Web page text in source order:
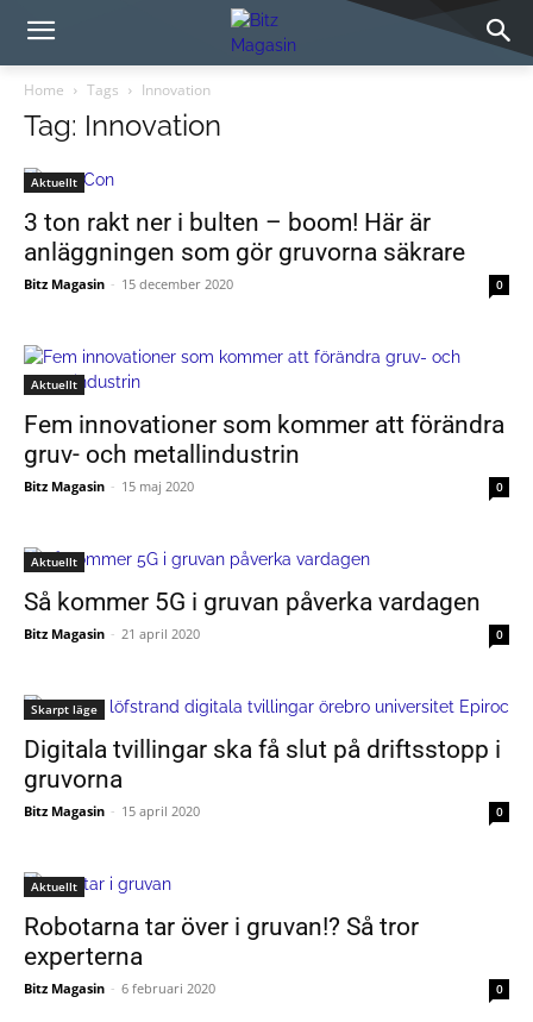
Home Tags Innovation
Tag: Innovation
Aktuellt
3 ton rakt ner i bulten – boom! Här är
anläggningen som gör gruvorna säkrare
Bitz Magasin - 15 december 2020 0
Aktuellt
Fem innovationer som kommer att förändra
gruv- och metallindustrin
Bitz Magasin - 15 maj 2020 0
Aktuellt
Så kommer 5G i gruvan påverka vardagen
Bitz Magasin - 21 april 2020 0
Skarpt läge
Digitala tvillingar ska få slut på driftsstopp i
gruvorna
Bitz Magasin - 15 april 2020 0
Aktuellt
Robotarna tar över i gruvan!? Så tror
experterna
Bitz Magasin - 6 februari 2020 0